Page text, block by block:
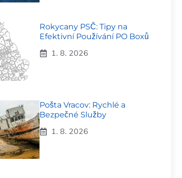
Rokycany PSČ: Tipy na
Efektivní Používání PO Boxů
1. 8. 2026
Pošta Vracov: Rychlé a
Bezpečné Služby
1. 8. 2026